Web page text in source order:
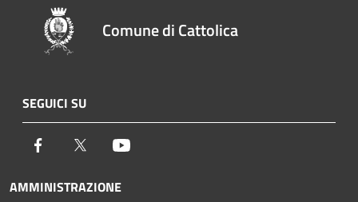
Comune di Cattolica
SEGUICI SU
Facebook Twitter
AMMINISTRAZIONE